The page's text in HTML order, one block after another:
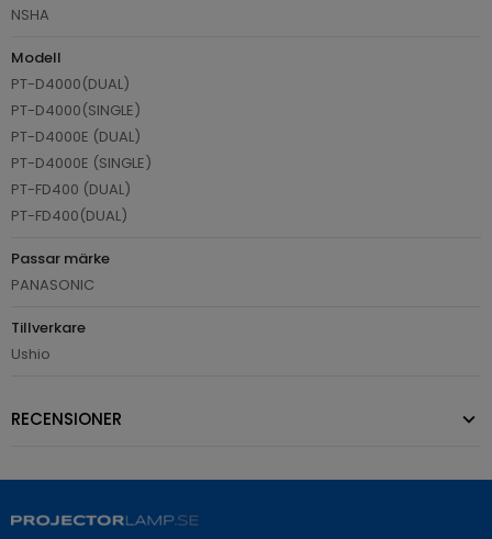
NSHA
Modell
PT-D4000(DUAL)
PT-D4000(SINGLE)
PT-D4000E (DUAL)
PT-D4000E (SINGLE)
PT-FD400 (DUAL)
PT-FD400(DUAL)
Passar märke
PANASONIC
Tillverkare
Ushio
RECENSIONER